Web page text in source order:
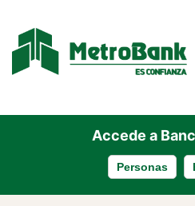
Accede a
Personas